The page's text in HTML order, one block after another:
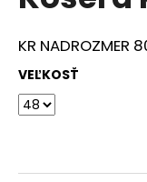
z
5
hviezdičiek.
KR NADROZMER
VEĽKOSŤ
j
s
ť
?